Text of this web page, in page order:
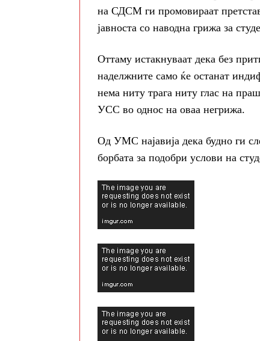
на СДСМ ги промовираат
јавноста со наводна грижа за
Оттаму истакнуваат дека без
наделжните само ќе останат
нема ниту трага ниту глас на
УСС во однос на оваа негрижа.
Од УМС најавија дека будно ги
борбата за подобри услови на